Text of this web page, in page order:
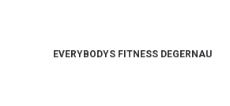
EVERYBODYS FITNESS DEGERNAU